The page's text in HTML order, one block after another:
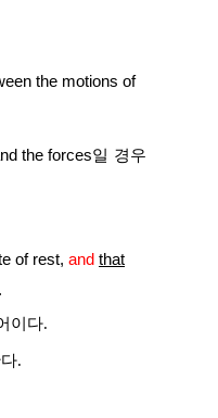
the motions of
the forces일 경우
of rest, and that
이다.
.